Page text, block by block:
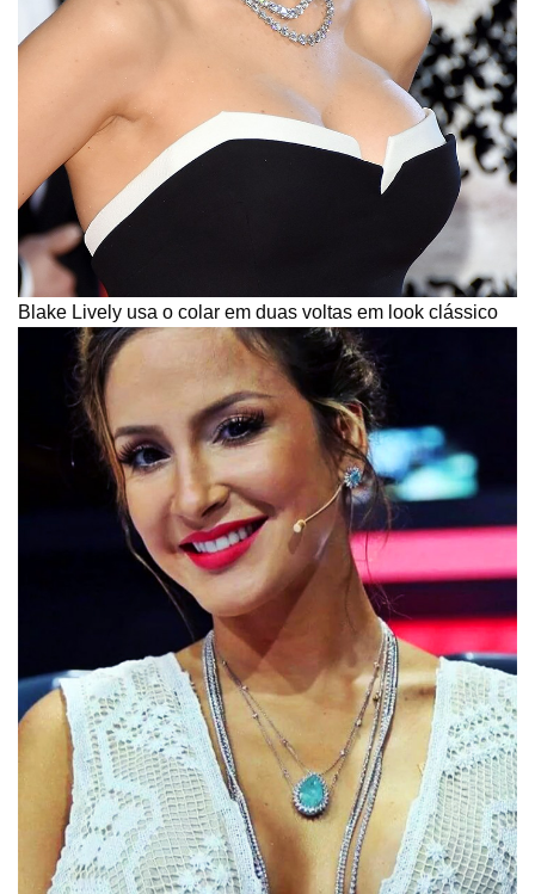
Blake Lively usa o colar em duas voltas em look clássico